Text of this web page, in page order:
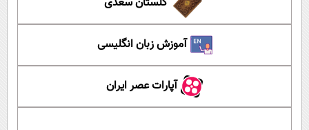
آموزش زبان انگلیسی
آپارات عصر ایران